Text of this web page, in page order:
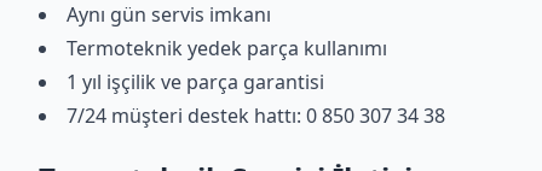
Aynı gün servis imkanı
Termoteknik yedek parça kullanımı
1 yıl işçilik ve parça garantisi
7/24 müşteri destek hattı: 0 850 307 34 38